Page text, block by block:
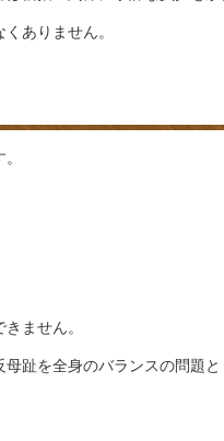
ありません。
ません。
趾を全身のバランスの問題